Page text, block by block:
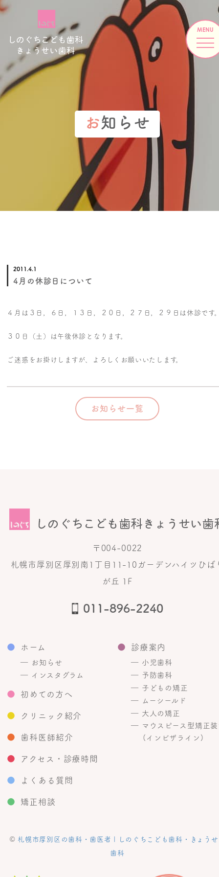
お知らせ
2011.4.1
4月の休診日について
４月は３日，６日，１３日，２０日，２７日，２９日は休診です
３０日（土）は午後休診となります。
ご迷惑をお掛けしますが、よろしくお願いいたします。
お知らせ一覧
〒004-0022
札幌市厚別区厚別南1丁目11-10ガーデンハイツひば
が丘 1F
011-896-2240
● ホーム
― お知らせ
― インスタグラム
● 初めての方へ
● クリニック紹介
● 歯科医師紹介
● 診療案内
― 小児歯科
― 予防歯科
― 子どもの矯正
― ムーシールド
― 大人の矯正
― マウスピース型矯正
(インビザライン)
● アクセス・診療時間
● よくある質問
● 矯正相談
© 札幌市厚別区の歯科・歯医者 | しのぐちこども歯科・きょう
歯科